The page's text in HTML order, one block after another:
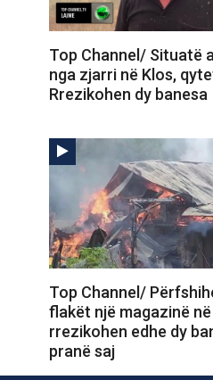
Top Channel/ Situatë
nga zjarri në Klos,
Rrezikohen dy banesa
Top Channel/
flakët një magazinë
rrezikohen edhe dy
pranë saj